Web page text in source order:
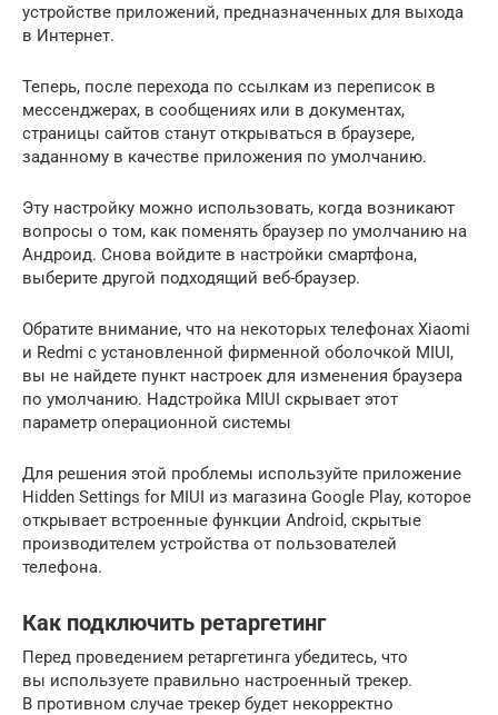
устройстве приложений, предназначенных для выхода
в Интернет.
Теперь, после перехода по ссылкам из переписок в
мессенджерах, в сообщениях или в документах,
страницы сайтов станут открываться в браузере,
заданному в качестве приложения по умолчанию.
Эту настройку можно использовать, когда возникают
вопросы о том, как поменять браузер по умолчанию на
Андроид. Снова войдите в настройки смартфона,
выберите другой подходящий веб-браузер.
Обратите внимание, что на некоторых телефонах Xiaomi
и Redmi с установленной фирменной оболочкой MIUI,
вы не найдете пункт настроек для изменения браузера
по умолчанию. Надстройка MIUI скрывает этот
параметр операционной системы
Для решения этой проблемы используйте приложение
Hidden Settings for MIUI из магазина Google Play, которое
открывает встроенные функции Android, скрытые
производителем устройства от пользователей
телефона.
Как подключить ретаргетинг
Перед проведением ретаргетинга убедитесь, что
вы используете правильно настроенный трекер.
В противном случае трекер будет некорректно